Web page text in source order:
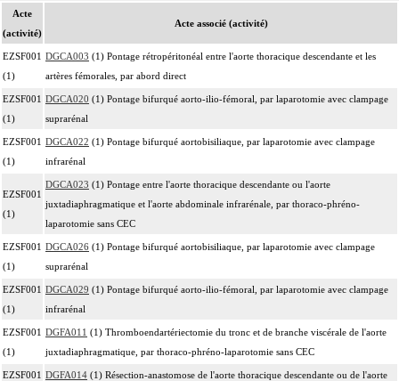
Acte
(activité)
Acte associé (activité)
EZSF001
(1)
DGCA003 (1) Pontage rétropéritonéal entre l'aorte thoracique descendante et les
artères fémorales, par abord direct
EZSF001
(1)
DGCA020 (1) Pontage bifurqué aorto-ilio-fémoral, par laparotomie avec clampage
suprarénal
EZSF001
(1)
DGCA022 (1) Pontage bifurqué aortobisiliaque, par laparotomie avec clampage
infrarénal
EZSF001
(1)
DGCA023 (1) Pontage entre l'aorte thoracique descendante ou l'aorte
juxtadiaphragmatique et l'aorte abdominale infrarénale, par thoraco-phréno-
laparotomie sans CEC
EZSF001
(1)
DGCA026 (1) Pontage bifurqué aortobisiliaque, par laparotomie avec clampage
suprarénal
EZSF001
(1)
DGCA029 (1) Pontage bifurqué aorto-ilio-fémoral, par laparotomie avec clampage
infrarénal
EZSF001
(1)
DGFA011 (1) Thromboendartériectomie du tronc et de branche viscérale de l'aorte
juxtadiaphragmatique, par thoraco-phréno-laparotomie sans CEC
EZSF001 DGFA014 (1) Résection-anastomose de l'aorte thoracique descendante ou de l'aorte